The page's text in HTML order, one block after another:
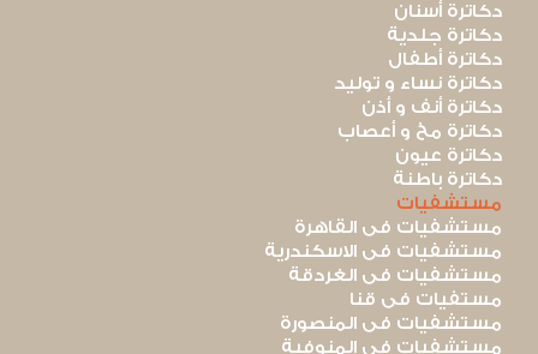
دكاترة أسنان
دكاترة جلدية
دكاترة أطفال
دكاترة نساء و توليد
دكاترة أنف و أذن
دكاترة مخ و أعصاب
دكاترة عيون
دكاترة باطنة
مستشفيات
مستشفيات فى القاهرة
مستشفيات فى الاسكندرية
مستشفيات فى الغردقة
مستفيات فى قنا
مستشفيات فى المنصورة
مستشفيات فى المنوفية